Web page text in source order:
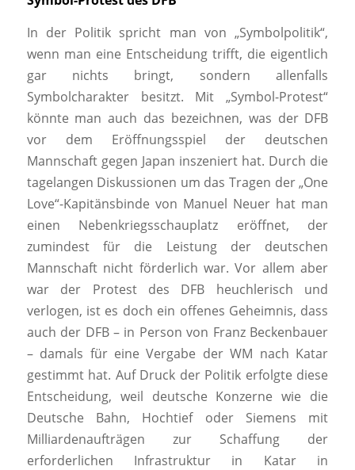
In der Politik spricht man von „Symbolpolitik“,
wenn man eine Entscheidung trifft, die eigentlich
gar nichts bringt, sondern allenfalls
Symbolcharakter besitzt. Mit „Symbol-Protest“
könnte man auch das bezeichnen, was der DFB
vor dem Eröffnungsspiel der deutschen
Mannschaft gegen Japan inszeniert hat. Durch die
tagelangen Diskussionen um das Tragen der „One
Love“-Kapitänsbinde von Manuel Neuer hat man
einen Nebenkriegsschauplatz eröffnet, der
zumindest für die Leistung der deutschen
Mannschaft nicht förderlich war. Vor allem aber
war der Protest des DFB heuchlerisch und
verlogen, ist es doch ein offenes Geheimnis, dass
auch der DFB – in Person von Franz Beckenbauer
– damals für eine Vergabe der WM nach Katar
gestimmt hat. Auf Druck der Politik erfolgte diese
Entscheidung, weil deutsche Konzerne wie die
Deutsche Bahn, Hochtief oder Siemens mit
Milliardenaufträgen zur Schaffung der
erforderlichen Infrastruktur in Katar in